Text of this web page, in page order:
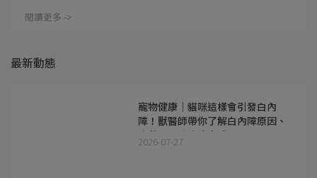
閱讀更多 ->
最新動態
寵物健康｜貓咪這樣會引發白內
障！獸醫師帶你了解白內障原因、
症狀及預防治療方式
2026-07-27